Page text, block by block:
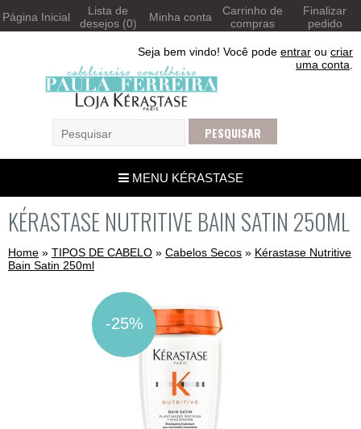
Página Inicial
Lista de
desejos (0)
Minha conta
Carrinho de
compras
Finalizar
pedido
Seja bem vindo! Você pode entrar ou criar
uma conta
MENU KÉRASTASE
KÉRASTASE NUTRITIVE BAIN SATIN 250ML
Home » TIPOS DE CABELO » Cabelos Secos » Kérastase Nutritive
Bain Satin 250ml
-25%